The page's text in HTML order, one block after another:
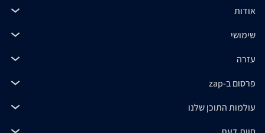
אודות
שימושי
עזרה
פרסום ב-zap
עולמות התוכן שלנו